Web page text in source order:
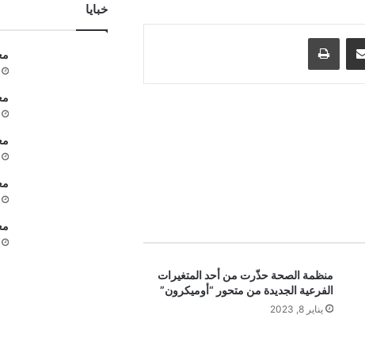
منظمة الصحة حذّرت من أحد المتغيرات
الفرعية الجديدة من متحور “أوميكرون”
يناير 8, 2023
ع
ا
خبايا